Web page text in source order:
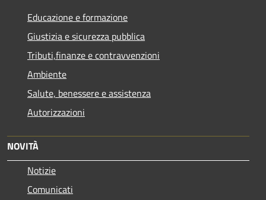
Educazione e formazione
Giustizia e sicurezza pubblica
Tributi,finanze e contravvenzioni
Ambiente
Salute, benessere e assistenza
Autorizzazioni
NOVITÀ
Notizie
Comunicati